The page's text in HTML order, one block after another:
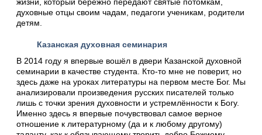
духовные отцы своим чадам, педагоги ученикам, родители
детям.
Казанская духовная семинария
В 2014 году я впервые вошёл в двери Казанской духовной
семинарии в качестве студента. Кто-то мне не поверит, но
здесь даже на уроках литературы на первом месте Бог. Мы
анализировали произведения русских писателей только
лишь с точки зрения духовности и устремлённости к Богу.
Именно здесь я впервые почувствовал самое верное
отношение к литературному (да и к любому другому)